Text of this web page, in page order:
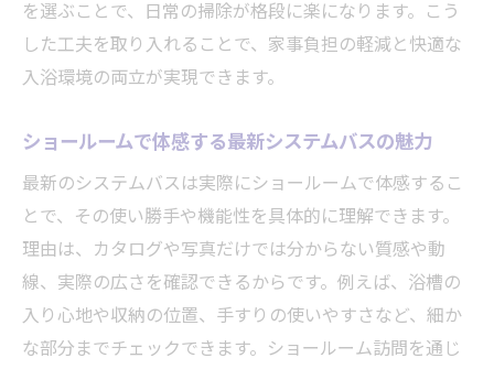
を選ぶことで、日常の掃除が格段に楽になります。こう
した工夫を取り入れることで、家事負担の軽減と快適な
入浴環境の両立が実現できます。
ショールームで体感する最新システムバスの魅力
最新のシステムバスは実際にショールームで体感するこ
とで、その使い勝手や機能性を具体的に理解できます。
理由は、カタログや写真だけでは分からない質感や動
線、実際の広さを確認できるからです。例えば、浴槽の
入り心地や収納の位置、手すりの使いやすさなど、細か
な部分までチェックできます。ショールーム訪問を通じ